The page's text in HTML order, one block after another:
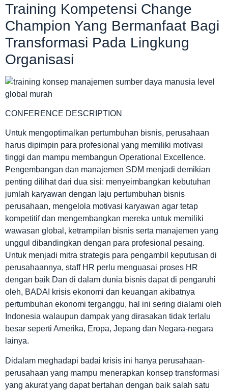
Training Kompetensi Change
Champion Yang Bermanfaat Bagi
Transformasi Pada Lingkung
Organisasi
CONFERENCE DESCRIPTION
Untuk mengoptimalkan pertumbuhan bisnis, perusahaan
harus dipimpin para profesional yang memiliki motivasi
tinggi dan mampu membangun Operational Excellence.
Pengembangan dan manajemen SDM menjadi demikian
penting dilihat dari dua sisi: menyeimbangkan kebutuhan
jumlah karyawan dengan laju pertumbuhan bisnis
perusahaan, mengelola motivasi karyawan agar tetap
kompetitif dan mengembangkan mereka untuk memiliki
wawasan global, ketrampilan bisnis serta manajemen yang
unggul dibandingkan dengan para profesional pesaing.
Untuk menjadi mitra strategis para pengambil keputusan di
perusahaannya, staff HR perlu menguasai proses HR
dengan baik Dan di dalam dunia bisnis dapat di pengaruhi
oleh, BADAI krisis ekonomi dan keuangan akibatnya
pertumbuhan ekonomi terganggu, hal ini sering dialami oleh
Indonesia walaupun dampak yang dirasakan tidak terlalu
besar seperti Amerika, Eropa, Jepang dan Negara-negara
lainya.
Didalam meghadapi badai krisis ini hanya perusahaan-
perusahaan yang mampu menerapkan konsep transformasi
yang akurat yang dapat bertahan dengan baik salah satu